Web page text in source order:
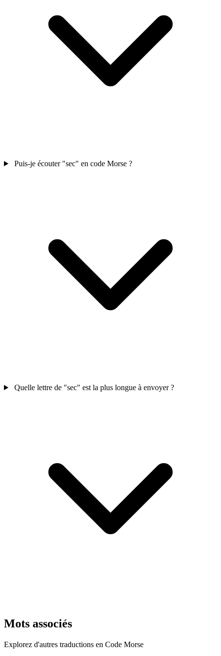
Puis-je écouter "sec" en code Morse ?
Quelle lettre de "sec" est la plus longue à envoyer ?
Mots associés
Explorez d'autres traductions en Code Morse